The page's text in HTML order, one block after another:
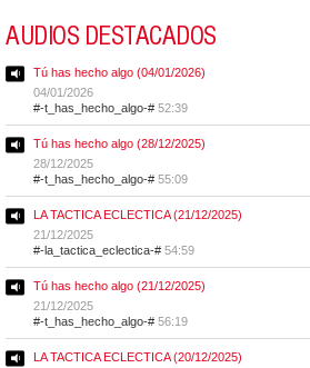
AUDIOS DESTACADOS
Tú has hecho algo (04/01/2026)
04/01/2026
#-t_has_hecho_algo-# 52:39
Tú has hecho algo (28/12/2025)
28/12/2025
#-t_has_hecho_algo-# 55:09
LA TACTICA ECLECTICA (21/12/2025)
21/12/2025
#-la_tactica_eclectica-# 54:59
Tú has hecho algo (21/12/2025)
21/12/2025
#-t_has_hecho_algo-# 56:19
LA TACTICA ECLECTICA (20/12/2025)